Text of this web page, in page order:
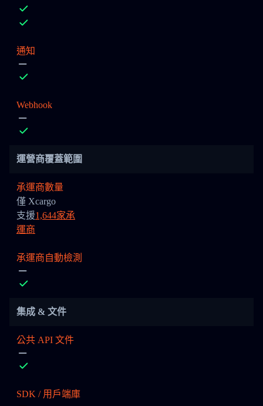
通知
Webhook
運營商覆蓋範圍
承運商數量
僅 Xcargo
支援1,644家承
運商
承運商自動檢測
集成 & 文件
公共 API 文件
SDK / 用戶端庫